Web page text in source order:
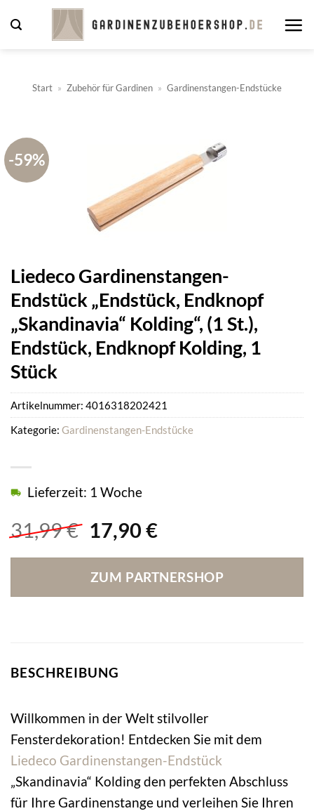
Inhalt
Start » Zubehör für Gardinen » Gardinenstangen-Endstücke
-59%
Liedeco Gardinenstangen-
Endstück „Endstück, Endknopf
„Skandinavia“ Kolding“, (1 St.),
Endstück, Endknopf Kolding, 1
Stück
31,99€ Ursprünglicher
war:
31,99 €
17,90 €Aktueller
ist:
17,90 €.
Lieferzeit: 1 Woche
ZUM PARTNERSHOP
Artikelnummer: 4016318202421
Kategorie: Gardinenstangen-Endstücke
BESCHREIBUNG
Willkommen in der Welt stilvoller
Fensterdekoration! Entdecken Sie mit dem
Liedeco Gardinenstangen-Endstück
„Skandinavia“ Kolding den perfekten Abschluss
für Ihre Gardinenstange und verleihen Sie Ihren